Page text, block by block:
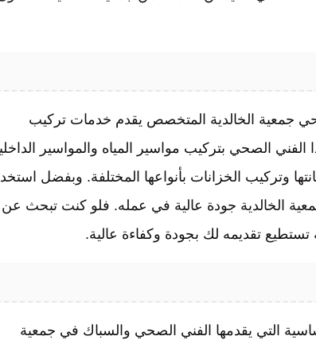
جمعية الخالدية المتخصص يقدم خدمات تركيب
الصحي بتركيب مواسير المياه والمواسير
وتركيب الخزانات بأنواعها المختلفة. وبفضل
الخالدية جودة عالية في عمله. فلو كنت تبحث عن
تقديمه لك بجودة وكفاءة عالية.
التي يقدمها الفني الصحي والسباك في جمعية